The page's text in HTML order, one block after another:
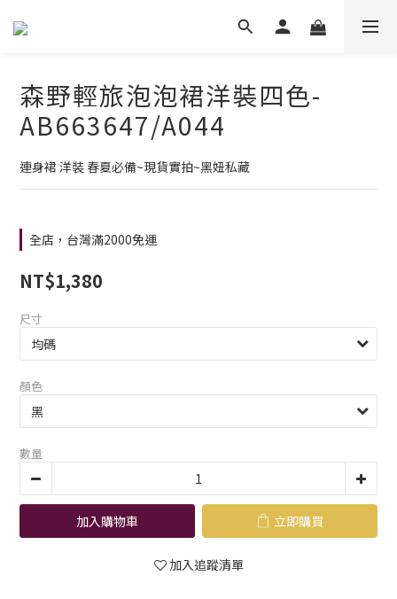
森野輕旅泡泡裙洋裝四色-
AB663647/A044
連身裙 洋裝 春夏必備~現貨實拍~黑妞私藏
全店，台灣滿2000免運
NT$1,380
尺寸
顏色
數量
加入購物車 立即購買
加入追蹤清單